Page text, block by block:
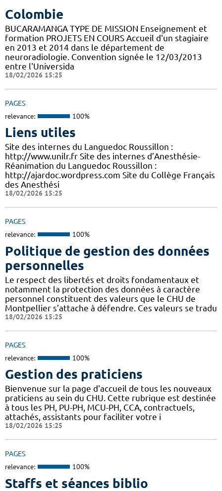
Colombie
BUCARAMANGA TYPE DE MISSION Enseignement et
formation PROJETS EN COURS Accueil d'un stagiaire
en 2013 et 2014 dans le département de
neuroradiologie. Convention signée le 12/03/2013
entre l'Universida
18/02/2026 15:25
PAGES
relevance: 100%
Liens utiles
Site des internes du Languedoc Roussillon :
http://www.unilr.fr Site des internes d’Anesthésie-
Réanimation du Languedoc Roussillon :
http://ajardoc.wordpress.com Site du Collège Français
des Anesthési
18/02/2026 15:25
PAGES
relevance: 100%
Politique de gestion des données
personnelles
Le respect des libertés et droits fondamentaux et
notamment la protection des données à caractère
personnel constituent des valeurs que le CHU de
Montpellier s’attache à défendre. Ces valeurs se tradu
18/02/2026 15:25
PAGES
relevance: 100%
Gestion des praticiens
Bienvenue sur la page d'accueil de tous les nouveaux
praticiens au sein du CHU. Cette rubrique est destinée
à tous les PH, PU-PH, MCU-PH, CCA, contractuels,
attachés, assistants pour faciliter votre i
18/02/2026 15:25
PAGES
relevance: 100%
Staffs et séances biblio